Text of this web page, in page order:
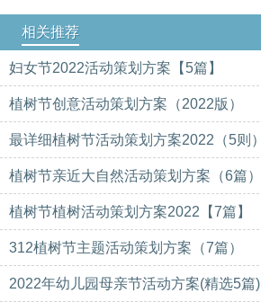
相关推荐
妇女节2022活动策划方案【5篇】
植树节创意活动策划方案（2022版）
最详细植树节活动策划方案2022（5则）
植树节亲近大自然活动策划方案（6篇）
植树节植树活动策划方案2022【7篇】
312植树节主题活动策划方案（7篇）
2022年幼儿园母亲节活动方案(精选5篇)